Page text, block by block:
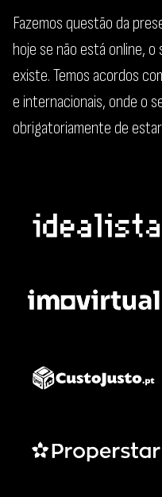
Fazemos questão da
hoje se não está online,
existe. Temos acordos
e internacionais, onde o
obrigatoriamente de estar.